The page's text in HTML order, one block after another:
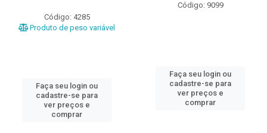
Código: 4285
Produto de peso variável
Faça seu login ou
cadastre-se para
ver preços e
comprar
Código: 9099
Faça seu login ou
cadastre-se para
ver preços e
comprar